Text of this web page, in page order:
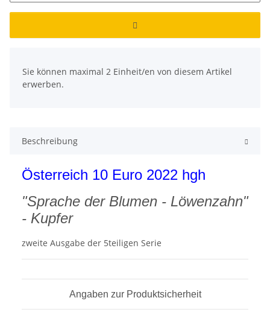
Sie können maximal 2 Einheit/en von diesem Artikel
erwerben.
Beschreibung
Österreich 10 Euro 2022 hgh
"Sprache der Blumen - Löwenzahn"
- Kupfer
zweite Ausgabe der 5teiligen Serie
Angaben zur Produktsicherheit